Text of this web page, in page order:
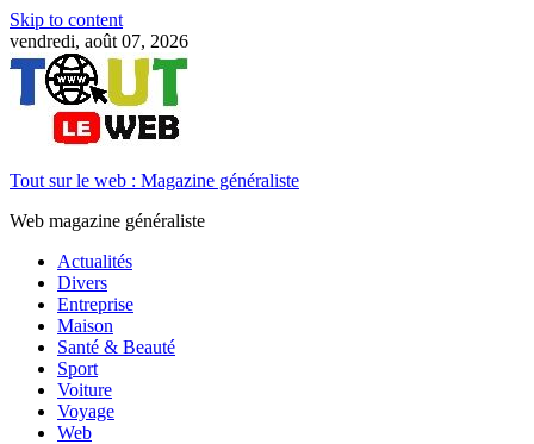
Skip to content
vendredi, août 07, 2026
Tout sur le web : Magazine généraliste
Web magazine généraliste
Actualités
Divers
Entreprise
Maison
Santé & Beauté
Sport
Voiture
Voyage
Web